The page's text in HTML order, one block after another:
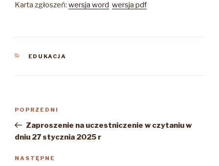
Karta zgłoszeń: wersja word wersja pdf
KATEGORIE
EDUKACJA
Poprzedni
wpis
POPRZEDNI
Zaproszenie na uczestniczenie w czytaniu w
dniu 27 stycznia 2025 r
Następny
NASTĘPNE